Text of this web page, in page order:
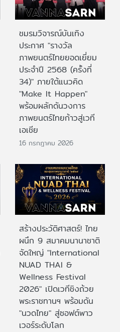
ชมรมวิจารณ์บันเทิง
ประกาศ "รางวัล
ภาพยนตร์ไทยยอดเยี่ยม
ประจําปี 2568 (ครั้งที่
34)" ภายใต้แนวคิด
"Make It Happen"
พร้อมผลักดันวงการ
ภาพยนตร์ไทยก้าวสู่เวที
เอเชีย
16 กรกฎาคม 2026
สร้างประวัติศาสตร์! ไทย
ผนึก 9 สมาคมนานาชาติ
จัดใหญ่ "International
NUAD THAI &
Wellness Festival
2026" เปิดเวทีชิงถ้วย
พระราชทานฯ พร้อมดัน
"นวดไทย" สู่ซอฟต์พาว
เวอร์ระดับโลก